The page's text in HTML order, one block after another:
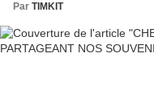
Par TIMKIT